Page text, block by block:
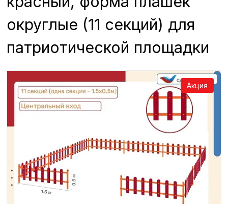
округлые (11 секций) для
патриотической площадки
Акция